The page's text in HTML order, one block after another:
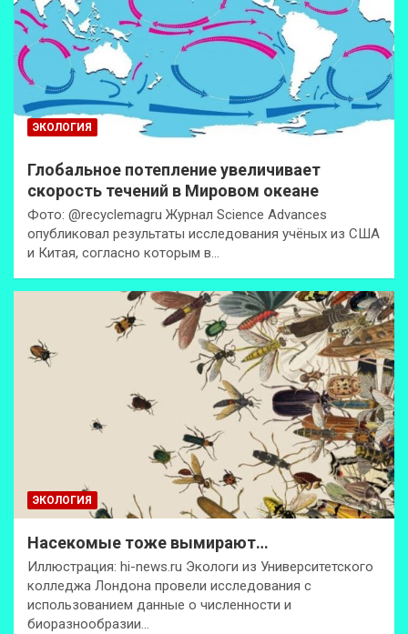
ЭКОЛОГИЯ
Глобальное потепление увеличивает
скорость течений в Мировом океане
Фото: @recyclemagru Журнал Science Advances
опубликовал результаты исследования учёных из США
и Китая, согласно которым в…
ЭКОЛОГИЯ
Насекомые тоже вымирают…
Иллюстрация: hi-news.ru Экологи из Университетского
колледжа Лондона провели исследования с
использованием данные о численности и
биоразнообразии…